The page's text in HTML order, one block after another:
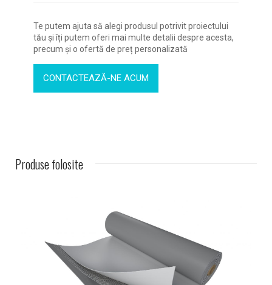
Te putem ajuta să alegi produsul potrivit proiectului
tău și îți putem oferi mai multe detalii despre acesta,
precum și o ofertă de preț personalizată
CONTACTEAZĂ-NE ACUM
Produse folosite